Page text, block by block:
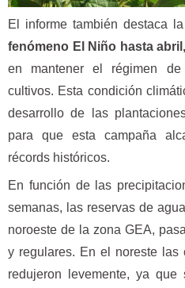
El informe también destaca
fenómeno El Niño hasta abril,
en mantener el régimen
cultivos. Esta condición
desarrollo de las
para que esta campaña
récords históricos.
En función de las
semanas, las reservas de
noroeste de la zona GEA,
y regulares. En el noreste las
redujeron levemente, ya